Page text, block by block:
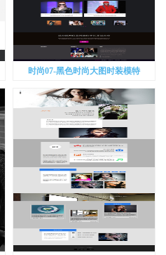
时尚07-黑色时尚大图时装模特
bootstrap